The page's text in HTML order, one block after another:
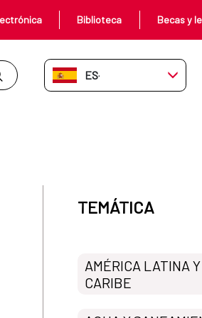
Biblioteca Becas y
ES-ES
TEMÁTICA
AMÉRICA LATINA Y
CARIBE